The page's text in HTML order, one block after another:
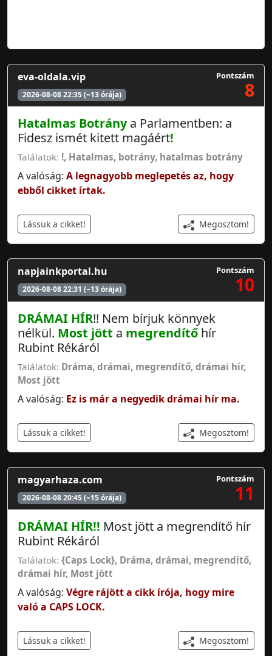
eva-oldala.vip
2026-08-08 22:35 (~13 órája)
Pontszám
8
Hatalmas Botránya Parlamentben: a
Fidesz ismét kitett magáért!
Találatok: !, Hatalmas, botrány, hatalmas botrány
A valóság: A legnagyobb meglepetés az, hogy
ebből cikket írtak.
Lássuk a cikket! Megosztom!
napjainkportal.hu
2026-08-08 22:31 (~13 órája)
Pontszám
10
DRÁMAI HÍR!! Nem bírjuk könnyek
nélkül. Most jött a megrendítő hír
Rubint Rékáról
Találatok: Dráma, drámai, megrendítő, drámai hír,
Most jött
A valóság: Ez is már a negyedik drámai hír ma.
Lássuk a cikket! Megosztom!
magyarhaza.com
2026-08-08 20:45 (~15 órája)
Pontszám
11
DRÁMAI HÍR!! Most jött a megrendítő hír
Rubint Rékáról
Találatok: {Caps Lock}, Dráma, drámai, megrendítő,
drámai hír, Most jött
A valóság: Végre rájött a cikk írója, hogy mire
való a CAPS LOCK.
Lássuk a cikket! Megosztom!